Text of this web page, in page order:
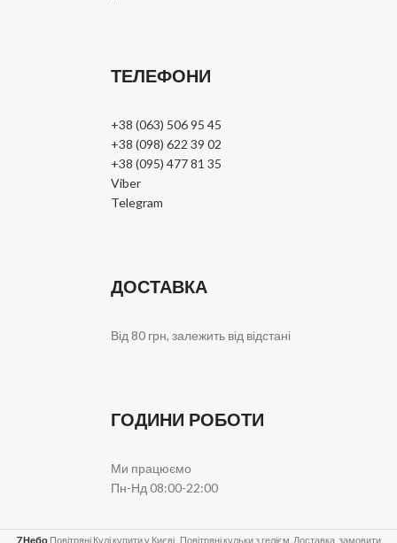
ТЕЛЕФОНИ
+38 (063) 506 95 45
+38 (098) 622 39 02
+38 (095) 477 81 35
Viber
Telegram
ДОСТАВКА
Від 80 грн, залежить від відстані
ГОДИНИ РОБОТИ
Ми працюємо
Пн-Нд 08:00-22:00
7 Небо Повітряні Кулі купити у Києві . Повітряні кульки з гелієм. Доставка, замовити